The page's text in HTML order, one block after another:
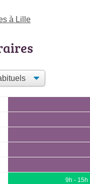
à Lille
9h - 15h